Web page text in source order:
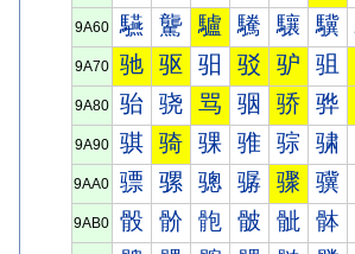
9A60 驠 驡 驢 驣 驤 驥
9A70 驰 驱 驲 驳 驴 驵
9A80 骀 骁 骂 骃 骄 骅
9A90 骐 骑 骒 骓 骔 骕
9AA0 骠 骡 骢 骣 骤 骥
9AB0 骰 骱 骲 骳 骴 骵